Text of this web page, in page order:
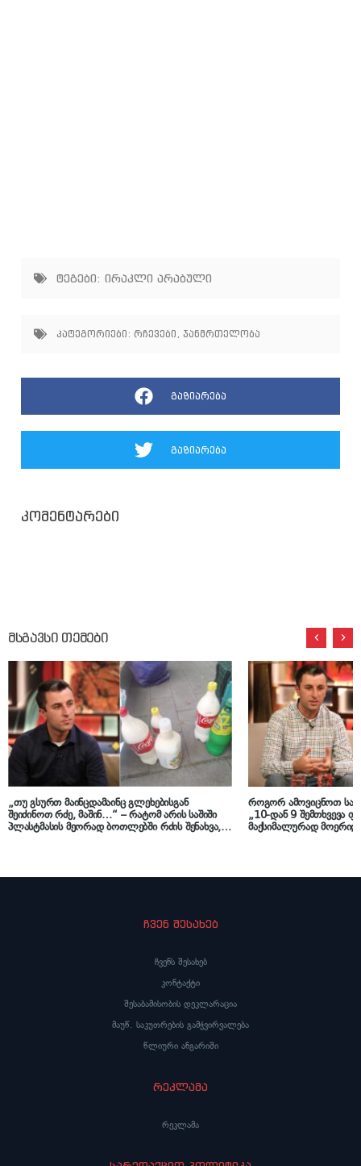
ტეგები: ირაკლი არაბული
კატეგორიები: რჩევები , ჯანმრთელობა
გაზიარება
გაზიარება
კომენტარები
მსგავსი თემები
„თუ გსურთ მაინცდამაინც გლეხებისგან
შეიძინოთ რძე, მაშინ…“ – რატომ არის საშიში
პლასტმასის მეორად ბოთლებში რძის შენახვა,
როგორ ამოვიცნოთ
„10-დან 9 შემთხვევა
მაქსიმალურად
ჩვენ შესახებ
ჩვენს შესახებ
კონტაქტი
შესაბამისობის დეკლარაცია
მაუწ. საკუთრების გამჭვირვალება
წლიური ანგარიში
რეკლამა
რეკლამა